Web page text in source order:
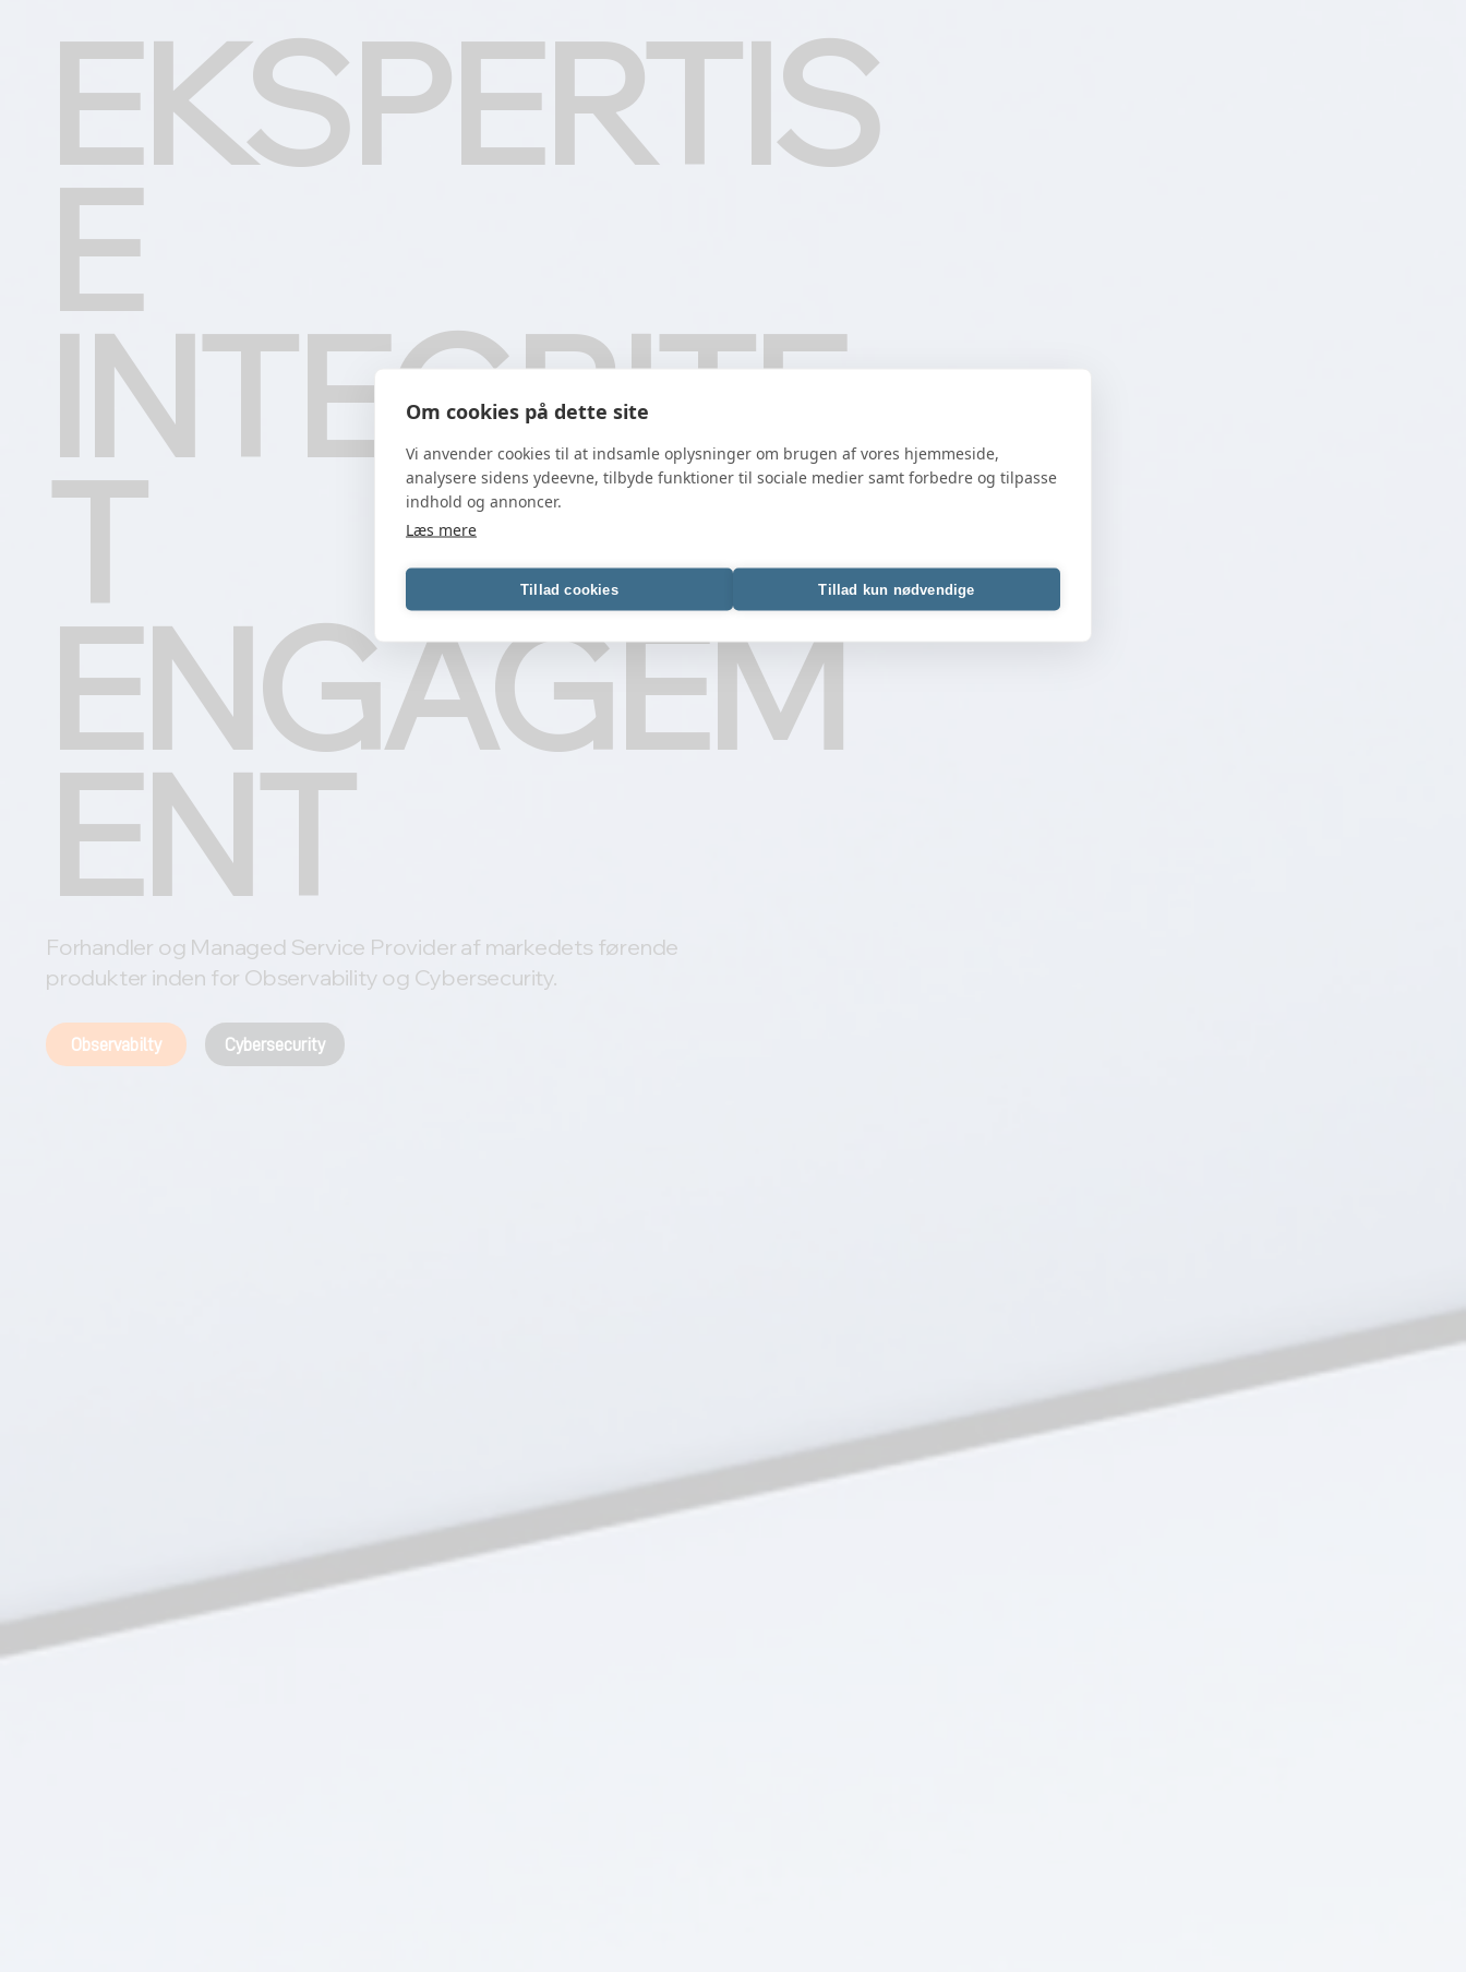
Om cookies på dette site
Vi anvender cookies til at indsamle oplysninger om brugen af vores hjemmeside,
analysere sidens ydeevne, tilbyde funktioner til sociale medier samt forbedre og tilpasse
indhold og annoncer.
Læs mere
Tillad cookies Tillad kun nødvendige
EKSPERTIS
E
INTEGRITE
T
ENGAGEM
ENT
Forhandler og Managed Service Provider af markedets førende
produkter inden for Observability og Cybersecurity.
Observabilty Cybersecurity